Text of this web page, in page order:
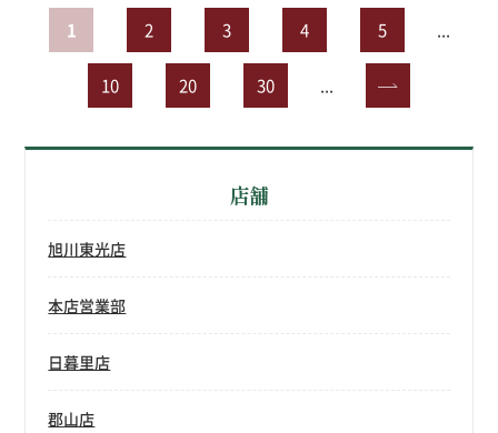
1 2 3 4 5 ...
10 20 30 ... »
店舗
旭川東光店
本店営業部
日暮里店
郡山店